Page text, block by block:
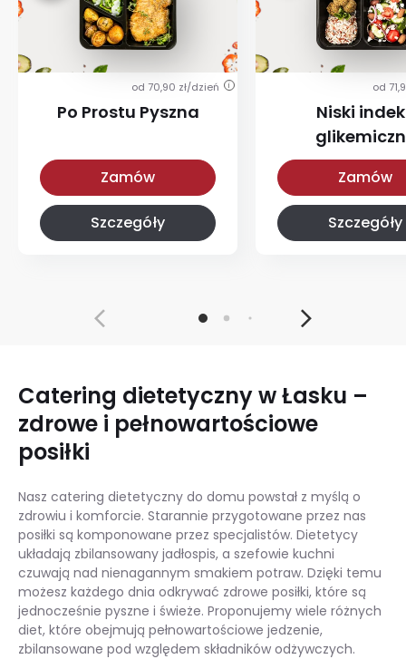
od 70,90 zł/dzień i
Po Prostu Pyszna
Zamów
Szczegóły
od
Niski
Zamów
Szczegóły
Catering dietetyczny w Łasku –
zdrowe i pełnowartościowe
posiłki
Nasz catering dietetyczny do domu powstał z myślą o
zdrowiu i komforcie. Starannie przygotowane przez nas
posiłki są komponowane przez specjalistów. Dietetycy
układają zbilansowany jadłospis, a szefowie kuchni
czuwają nad nienagannym smakiem potraw. Dzięki temu
możesz każdego dnia odkrywać zdrowe posiłki, które są
jednocześnie pyszne i świeże. Proponujemy wiele różnych
diet, które obejmują pełnowartościowe jedzenie,
zbilansowane pod względem składników odżywczych.